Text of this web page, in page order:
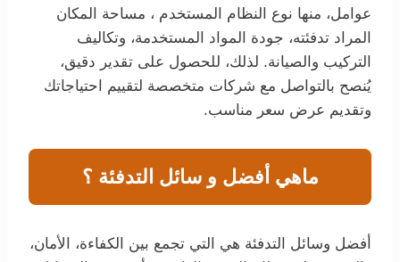
عوامل، منها نوع النظام المستخدم ، مساحة المكان
المراد تدفئته، جودة المواد المستخدمة، وتكاليف
التركيب والصيانة. لذلك، للحصول على تقدير دقيق،
يُنصح بالتواصل مع شركات متخصصة لتقييم احتياجاتك
وتقديم عرض سعر مناسب.
ماهي أفضل و سائل التدفئة ؟
أفضل وسائل التدفئة هي التي تجمع بين الكفاءة، الأمان،